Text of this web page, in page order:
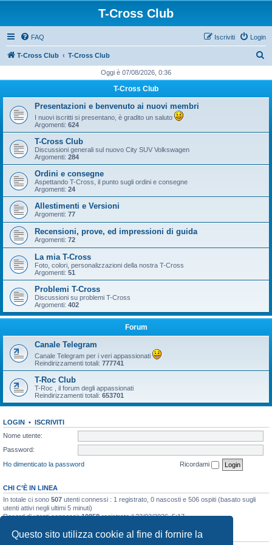
Questo sito utilizza cookie al fine di fornire la
T-Cross Club
FAQ Login
Iscriviti
T-Cross Club T-Cross Club
c
Oggi è 07/08/2026, 0:36
T-Cross Club
Presentazioni e benvenuto ai nuovi membri
I nuovi iscritti si presentano, è gradito un saluto
Argomenti: 624
T-Cross Club
Discussioni generali sul nuovo City SUV Volkswagen
Argomenti: 284
Ordini e consegne
Aspettando T-Cross, il punto sugli ordini e consegne
Argomenti: 24
Allestimenti e Versioni
Argomenti: 77
Recensioni, prove, ed impressioni di guida
Argomenti: 72
La mia T-Cross
Foto, colori, personalizzazioni della nostra T-Cross
Argomenti: 51
Problemi T-Cross
Discussioni su problemi T-Cross
Argomenti: 402
Forum
Canale Telegram
Canale Telegram per i veri appassionati
Reindirizzamenti totali: 777741
T-Roc Club
T-Roc , il forum degli appassionati
Reindirizzamenti totali: 653701
LOGIN • ISCRIVITI
Nome utente:
Password:
Ho dimenticato la password
Ricordami
CHI C’È IN LINEA
In totale ci sono 507 utenti connessi : 1 registrato, 0 nascosti e 506 ospiti (basato sugli
utenti attivi negli ultimi 5 minuti)
Record di utenti connessi:10858registrato il 23/03/2026, 5:17
STATISTICHE